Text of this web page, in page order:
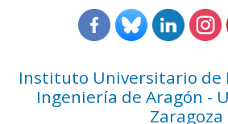
Instituto Universitario de
Ingeniería de Aragón -
Zaragoza